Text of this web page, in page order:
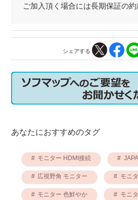
ご加入頂く場合には長期保証の
シェアする
あなたにおすすめのタグ
モニター HDMI接続
広視野角 モニター モニ
モニター 色鮮やか モニ